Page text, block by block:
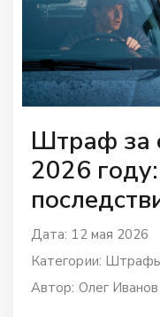
Штраф за
2026
Дата: 12 мая 2026
Категории: Штрафы
Автор: Олег Иванов